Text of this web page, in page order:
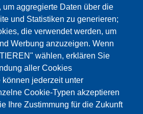
aggregierte Daten über die
und Statistiken zu generieren;
die verwendet werden, um
Werbung anzuzeigen. Wenn
wählen, erklären Sie
aller Cookies
jederzeit unter
Cookie-Typen akzeptieren
Ihre Zustimmung für die Zukunft
da die Google Maps
akzeptiert wurden.
MAPS COOKIES
AKZEPTIEREN.
akzeptieren